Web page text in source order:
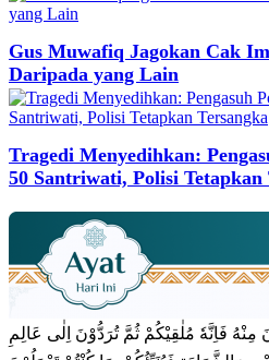
Gus Muwafiq Jagokan Cak
Daripada yang Lain
Tragedi Menyedihkan:
50 Santriwati, Polisi Tetapkan
فَاِنَّهٗ مُلٰقِيْكُمْ ثُمَّ تُرَدُّوْنَ اِلٰى عَالِمِ